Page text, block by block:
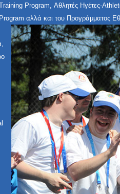
Program, Αθλητές Ηγέτες-
Program αλλά και του Προγράμματος